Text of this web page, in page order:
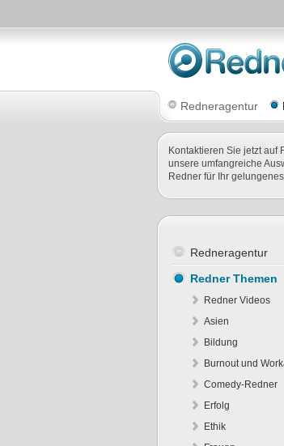
Redneragentur
Kontaktieren Sie jetzt auf
unsere umfangreiche
Redner für Ihr
Redneragentur
Redner Themen
Redner Videos
Asien
Bildung
Burnout und
Comedy-Redner
Erfolg
Ethik